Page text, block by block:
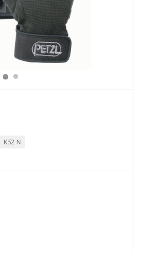
K52 N